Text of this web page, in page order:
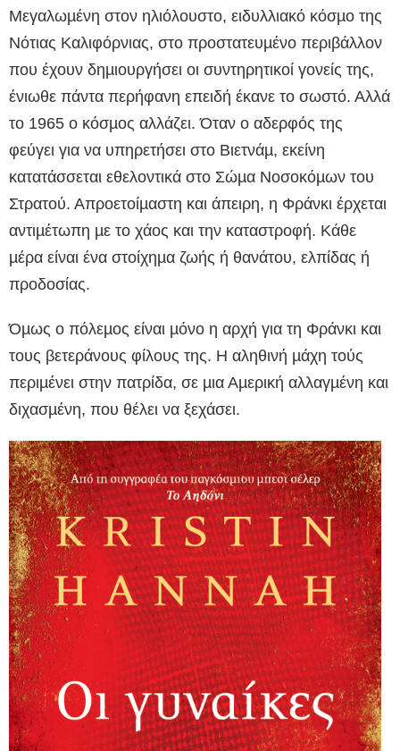
Μεγαλωµένη στον ηλιόλουστο, ειδυλλιακό κόσµο της
Νότιας Καλιφόρνιας, στο προστατευµένο περιβάλλον
που έχουν δηµιουργήσει οι συντηρητικοί γονείς της,
ένιωθε πάντα περήφανη επειδή έκανε το σωστό. Αλλά
το 1965 ο κόσµος αλλάζει. Όταν ο αδερφός της
φεύγει για να υπηρετήσει στο Βιετνάµ, εκείνη
κατατάσσεται εθελοντικά στο Σώµα Νοσοκόµων του
Στρατού. Απροετοίµαστη και άπειρη, η Φράνκι έρχεται
αντιµέτωπη µε το χάος και την καταστροφή. Κάθε
µέρα είναι ένα στοίχηµα ζωής ή θανάτου, ελπίδας ή
προδοσίας.
Όµως ο πόλεµος είναι µόνο η αρχή για τη Φράνκι και
τους βετεράνους φίλους της. Η αληθινή µάχη τούς
περιµένει στην πατρίδα, σε µια Αµερική αλλαγµένη και
διχασµένη, που θέλει να ξεχάσει.